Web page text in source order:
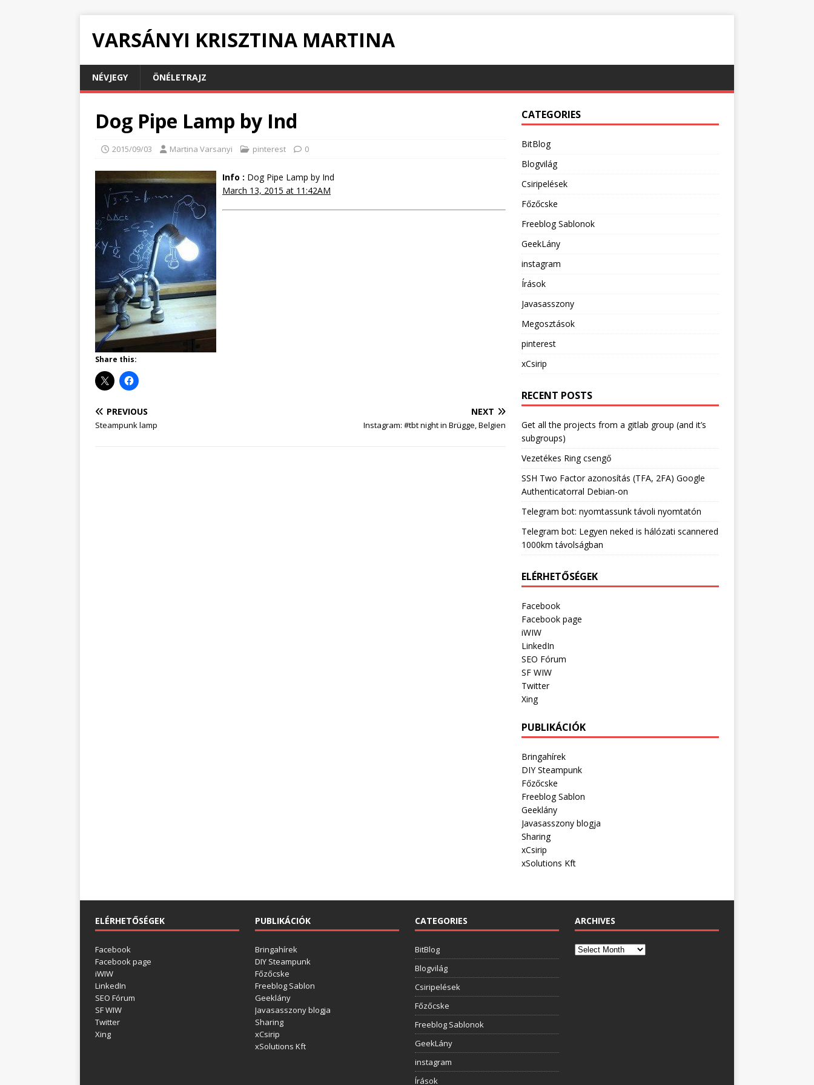
VARSÁNYI KRISZTINA MARTINA
NÉVJEGY ÖNÉLETRAJZ
Dog Pipe Lamp by Ind
2015/09/03 Martina Varsanyi pinterest 0
Info : Dog Pipe Lamp by Ind
March 13, 2015 at 11:42AM
Share this:
PREVIOUS
Steampunk lamp
NEXT
Instagram: #tbt night in Brügge, Belgien
CATEGORIES
BitBlog
Blogvilág
Csiripelések
Főzőcske
Freeblog Sablonok
GeekLány
instagram
Írások
Javasasszony
Megosztások
pinterest
xCsirip
RECENT POSTS
Get all the projects from a gitlab group (and it’s
subgroups)
Vezetékes Ring csengő
SSH Two Factor azonosítás (TFA, 2FA) Google
Authenticatorral Debian-on
Telegram bot: nyomtassunk távoli nyomtatón
Telegram bot: Legyen neked is hálózati scannered
1000km távolságban
ELÉRHETŐSÉGEK
Facebook
Facebook page
iWIW
LinkedIn
SEO Fórum
SF WIW
Twitter
Xing
PUBLIKÁCIÓK
Bringahírek
DIY Steampunk
Főzőcske
Freeblog Sablon
Geeklány
Javasasszony blogja
Sharing
xCsirip
xSolutions Kft
ELÉRHETŐSÉGEK
Facebook
Facebook page
iWIW
LinkedIn
SEO Fórum
SF WIW
Twitter
Xing
PUBLIKÁCIÓK
Bringahírek
DIY Steampunk
Főzőcske
Freeblog Sablon
Geeklány
Javasasszony blogja
Sharing
xCsirip
xSolutions Kft
CATEGORIES
BitBlog
Blogvilág
Csiripelések
Főzőcske
Freeblog Sablonok
GeekLány
instagram
Írások
ARCHIVES